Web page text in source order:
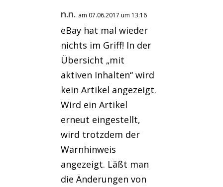
n.n. am 07.06.2017 um 13:16
eBay hat mal wieder
nichts im Griff! In der
Übersicht „mit
aktiven Inhalten“ wird
kein Artikel angezeigt.
Wird ein Artikel
erneut eingestellt,
wird trotzdem der
Warnhinweis
angezeigt. Läßt man
die Änderungen von